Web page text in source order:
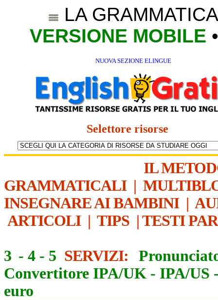
LA
VERSIONE MOBILE
NUOVA SEZIONE ELINGUE
Selettore risorse
IL
GRAMMATICALI|
INSEGNARE AI BAMBINI|
ARTICOLI| TIPS | TESTI
3 - 4 - 5 SERVIZI:
Convertitore IPA/UK - IPA/US
euro